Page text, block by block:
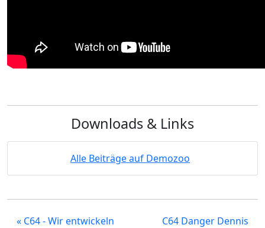
Downloads & Links
Alle Beiträge auf Demozoo
« C64 - Wir entwickeln
C64 Danger Dennis